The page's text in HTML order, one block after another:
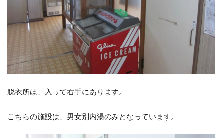
脱衣所は、入って右手にあります。
こちらの施設は、男女別内湯のみとなっています。